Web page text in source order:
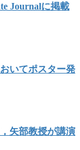
Journalに掲載
いてポスター発
矢部教授が講演